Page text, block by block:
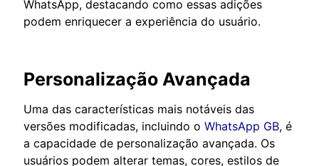
WhatsApp, destacando como essas adições
podem enriquecer a experiência do usuário.
Personalização Avançada
Uma das características mais notáveis das
versões modificadas, incluindo o WhatsApp GB, é
a capacidade de personalização avançada. Os
usuários podem alterar temas, cores, estilos de